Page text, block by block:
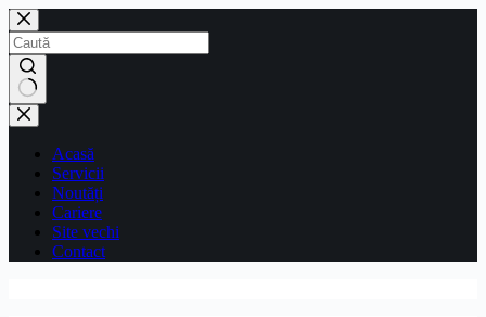
Sari
la
conținut
Niciun
rezultat
Acasă
Servicii
Noutăți
Cariere
Site vechi
Contact